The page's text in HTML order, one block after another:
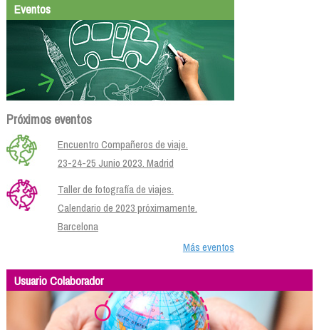
Eventos
Próximos eventos
Encuentro Compañeros de viaje.
23-24-25 Junio 2023. Madrid
Taller de fotografía de viajes.
Calendario de 2023 próximamente.
Barcelona
Más eventos
Usuario Colaborador